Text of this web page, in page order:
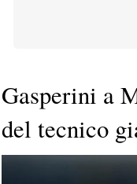
Gasperini a
del tecnico